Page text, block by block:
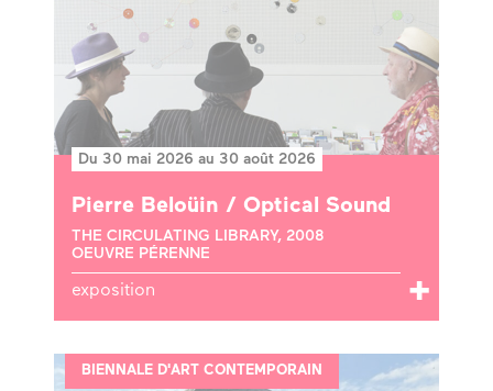
Du 30 mai 2026 au 30 août 2026
Pierre Beloüin / Optical Sound
THE CIRCULATING LIBRARY, 2008
OEUVRE PÉRENNE
exposition
BIENNALE D'ART CONTEMPORAIN